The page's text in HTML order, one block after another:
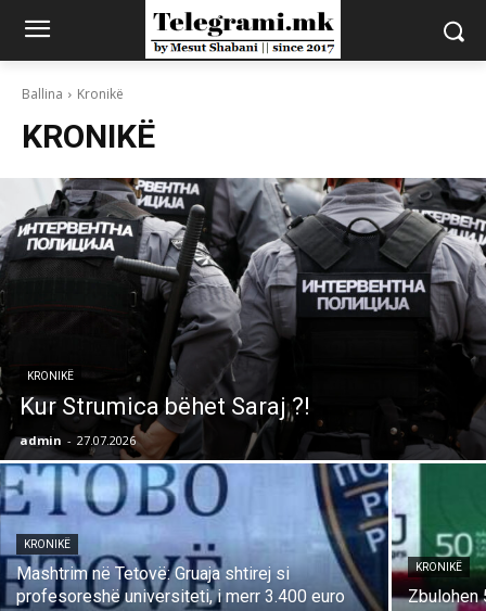
Ballina Kronikë
KRONIKË
KRONIKË
Kur Strumica bëhet Saraj ?!
admin - 27.07.2026
KRONIKË
Mashtrim në Tetovë: Gruaja shtirej si
profesoreshë universiteti, i merr 3.400 euro
KRONIKË
Zbulohen